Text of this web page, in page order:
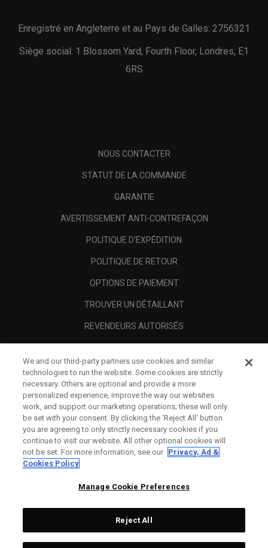
Enregistré en Angleterre et au Pays de Galles: 2756321
Siège social: 1 Blossom Yard, Fourth Floor, Londres, E1
6RS
NOUS CONTACTER
STATUT DE LA COMMANDE
GARANTIE
AVERTISSEMENT ANTI-CONTREFAÇON
POLITIQUE D'EXPÉDITION
POLITIQUE DE RETOUR
OPTIONS DE PAIEMENT
TROUVER UN DÉTAILLANT
REVENDEURS AUTORISÉS
A PROPOS
MENTIONS LÉGALES
We and our third-party partners use cookies and similar
technologies to run the website. Some cookies are strictly
necessary. Others are optional and provide a more
personalized experience, improve the way our websites
work, and support our marketing operations; these will only
be set with your consent. By clicking the ‘Reject All' button
you are agreeing to only strictly necessary cookies if you
continue to visit our website. All other optional cookies will
not be set. For more information, see our Privacy, Ad &
Cookies Policy
Manage Cookie Preferences
Reject All